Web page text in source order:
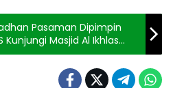
Pasaman Dipimpin
Kunjungi Masjid Al Ikhlas